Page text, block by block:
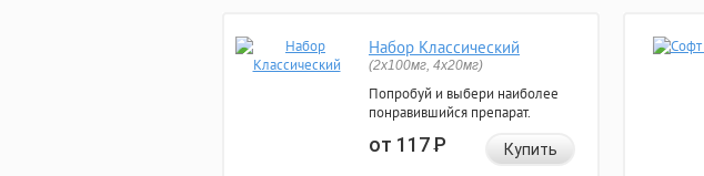
Набор Классический
(2x100мг, 4x20мг)
Попробуй и выбери наиболее
понравившийся препарат.
от 117Р Купить